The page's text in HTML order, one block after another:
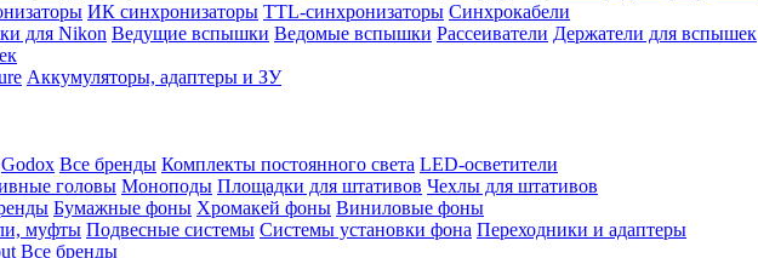
ИК синхронизаторы TTL-синхронизаторы Синхрокабели
для Nikon Ведущие вспышки Ведомые вспышки Рассеиватели Держатели для вспышек
Аккумуляторы, адаптеры и ЗУ
Godox Все бренды Комплекты постоянного света LED-осветители
головы Моноподы Площадки для штативов Чехлы для штативов
Бумажные фоны Хромакей фоны Виниловые фоны
муфты Подвесные системы Системы установки фона Переходники и адаптеры
Все бренды